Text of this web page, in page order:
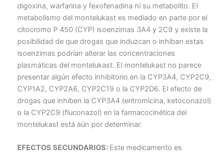
digoxina, warfarina y fexofenadina ni su metabolito. El
metabolismo del montelukast es mediado en parte por el
citocromo P 450 (CYP) isoenzimas 3A4 y 2C9 y existe la
posibilidad de que drogas que induzcan o inhiban estas
isoenzimas podrían alterar las concentraciones
plasmáticas del montelukast. El montelukast no parece
presentar algún efecto inhibitorio en la CYP3A4, CYP2C9,
CYP1A2, CYP2A6, CYP2C19 o la CYP2D6. El efecto de
drogas que inhiben la CYP3A4 (eritromicina, ketoconazol)
o la CYP2C9 (fluconazol) en la farmacocinética del
montelukast está aún por determinar.
EFECTOS SECUNDARIOS: Este medicamento es